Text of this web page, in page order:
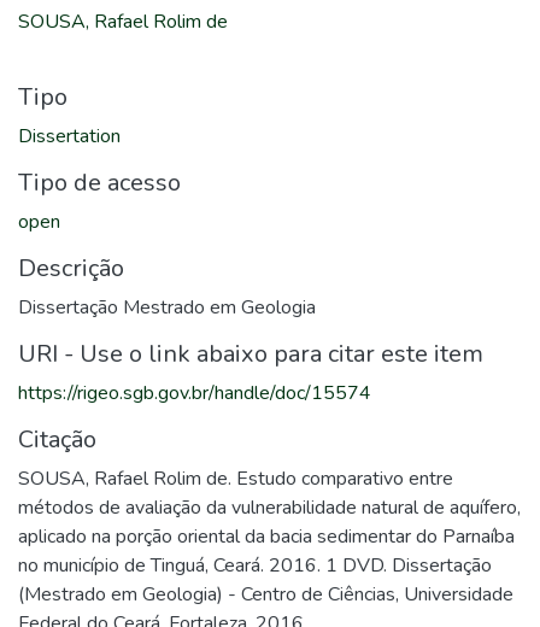
SOUSA, Rafael Rolim de
Tipo
Dissertation
Tipo de acesso
open
Descrição
Dissertação Mestrado em Geologia
URI - Use o link abaixo para citar este item
https://rigeo.sgb.gov.br/handle/doc/15574
Citação
SOUSA, Rafael Rolim de. Estudo comparativo entre
métodos de avaliação da vulnerabilidade natural de aquífero,
aplicado na porção oriental da bacia sedimentar do Parnaíba
no município de Tinguá, Ceará. 2016. 1 DVD. Dissertação
(Mestrado em Geologia) - Centro de Ciências, Universidade